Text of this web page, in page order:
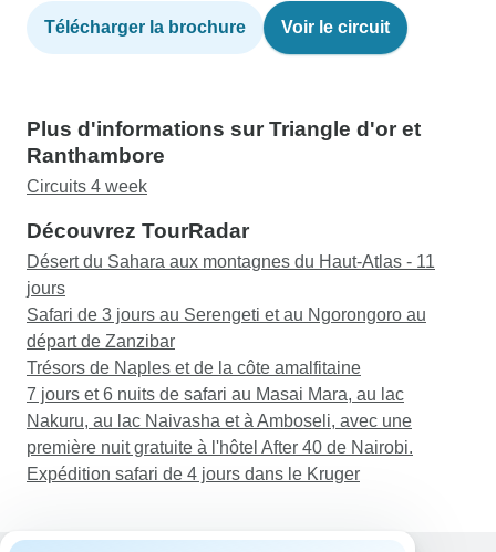
Télécharger la brochure Voir le circuit
Plus d'informations sur Triangle d'or et
Ranthambore
Circuits 4 week
Découvrez TourRadar
Désert du Sahara aux montagnes du Haut-Atlas - 11
jours
Safari de 3 jours au Serengeti et au Ngorongoro au
départ de Zanzibar
Trésors de Naples et de la côte amalfitaine
7 jours et 6 nuits de safari au Masai Mara, au lac
Nakuru, au lac Naivasha et à Amboseli, avec une
première nuit gratuite à l'hôtel After 40 de Nairobi.
Expédition safari de 4 jours dans le Kruger